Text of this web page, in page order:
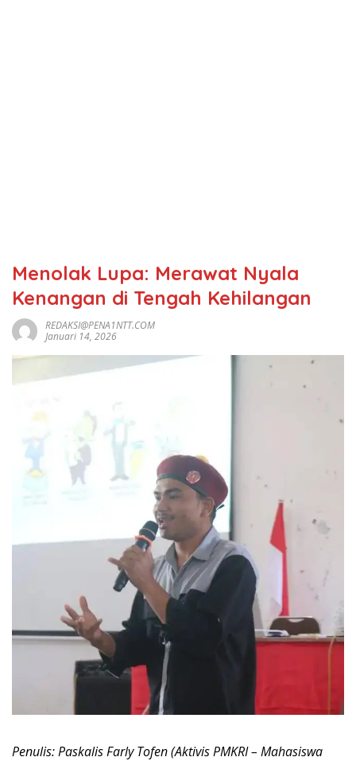
Menolak Lupa: Merawat Nyala
Kenangan di Tengah Kehilangan
REDAKSI@PENA1NTT.COM
Januari 14, 2026
Penulis: Paskalis Farly Tofen (Aktivis PMKRI – Mahasiswa